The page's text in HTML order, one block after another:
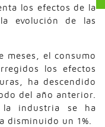
los efectos de la
evolución de las
meses, el consumo
los efectos
ha descendido
del año anterior.
la industria se ha
disminuido un 1%.